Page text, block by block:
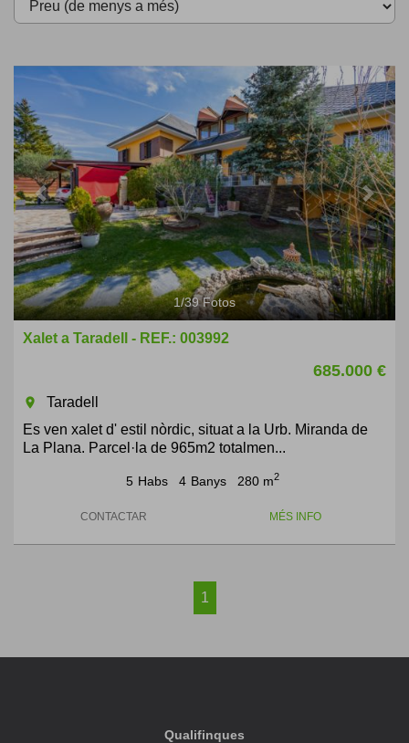
Previous Next
1/39Fotos
Xalet a Taradell - REF.: 003992
685.000 €
room
Taradell
Es ven xalet d' estil nòrdic, situat a la Urb. Miranda de
La Plana. Parcel·la de 965m2 totalmen...
5 Habs 4 Banys 280 m2
CONTACTAR MÉS INFO
1
Qualifinques